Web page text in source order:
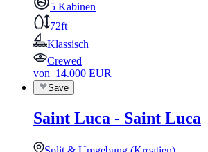
5 Kabinen
72ft
Klassisch
Crewed
von 14.000 EUR
Save
Saint Luca - Saint Luca